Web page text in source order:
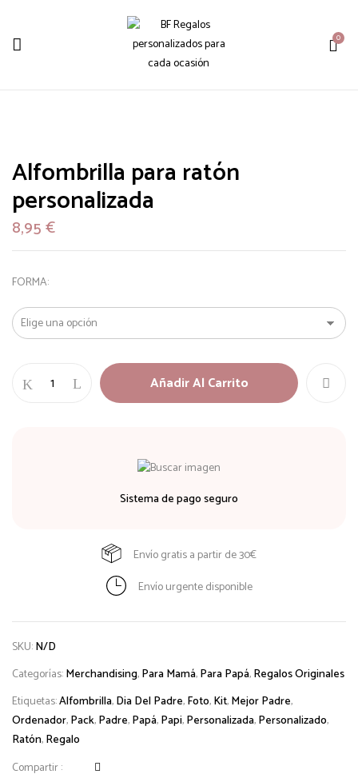
0
Alfombrilla para ratón
personalizada
8,95€
FORMA
Añadir Al Carrito
Sistema de pago seguro
Envío gratis a partir de 30€
Envío urgente disponible
SKU:N/D
Categorías:Merchandising,Para Mamá,Para Papá,Regalos Originales
Etiquetas:Alfombrilla,Dia Del Padre,Foto,Kit,Mejor Padre,
Ordenador,Pack,Padre,Papá,Papi,Personalizada,Personalizado,
Ratón,Regalo
Compartir :